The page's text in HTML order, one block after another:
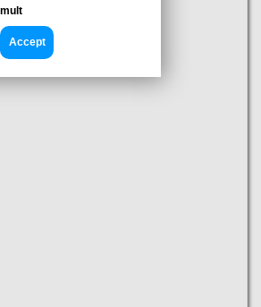
Accept